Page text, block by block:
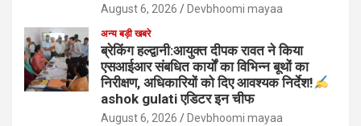
August 6, 2026 Devbhoomi mayaa
अन्य बड़ी खबरे
ब्रेकिंग हल्द्वानी:आयुक्त दीपक रावत ने किया
एसआईआर संबधित कार्यों का विभिन्न बूथों का
निरीक्षण, अधिकारियों को दिए आवश्यक निर्देश!
ashok gulati एडिटर इन चीफ
August 6, 2026 Devbhoomi mayaa